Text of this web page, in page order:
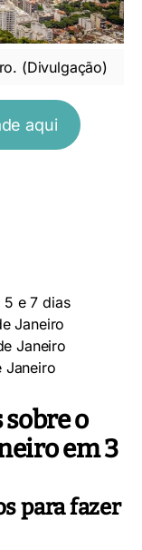
(Divulgação)
aqui
5 e 7 dias
Janeiro
Janeiro
Janeiro
o
em 3
para fazer